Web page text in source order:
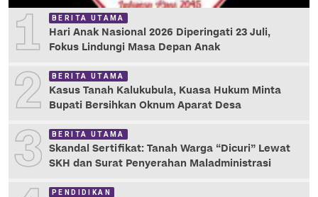
1 BERITA UTAMA
Hari Anak Nasional 2026 Diperingati 23 Juli,
Fokus Lindungi Masa Depan Anak
2 BERITA UTAMA
Kasus Tanah Kalukubula, Kuasa Hukum Minta
Bupati Bersihkan Oknum Aparat Desa
3 BERITA UTAMA
Skandal Sertifikat: Tanah Warga “Dicuri” Lewat
SKH dan Surat Penyerahan Maladministrasi
PENDIDIKAN